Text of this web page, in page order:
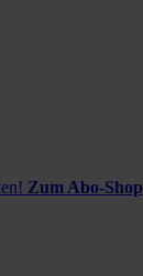
Zum Abo-Shop